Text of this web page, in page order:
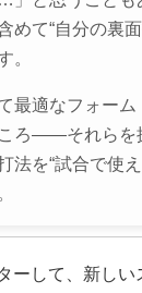
めて“自分の裏
。
最適なフォーム
ろ——それらを
法を“試合で使
ーして、新しい